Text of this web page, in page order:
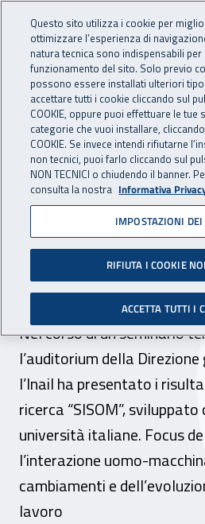
INAIL - Istituto
Navigazione
Navigazione - Ti trovi in:
Home Inail comunica News
22 marzo 2017
Industria 4.0,
è coniugare
tecnologica e
Nel corso di un seminario
l’auditorium della
l’Inail ha presentato i
ricerca “SISOM”,
università italiane. Focus
l’interazione uomo-
cambiamenti e
lavoro
Questo sito utilizza i cookie per
ottimizzare l’esperienza di
natura tecnica sono indispensabili
funzionamento del sito. Solo previo
possono essere installati ulteriori
accettare tutti i cookie cliccando sul
COOKIE, oppure puoi effettuare le tue
categorie che vuoi installare, cliccando
COOKIE. Se invece intendi rifiutarne
non tecnici, puoi farlo cliccando sul
NON TECNICI o chiudendo il banner.
consulta la nostra Informativa
IMPOSTAZIONI DEI
RIFIUTA I COOKIE
ACCETTA TUTTI I